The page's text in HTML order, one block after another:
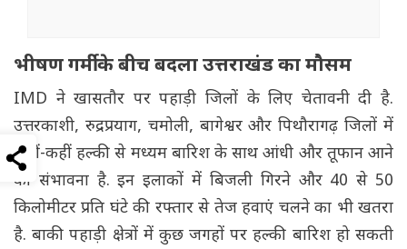
भीषण गर्मी के बीच बदला उत्तराखंड का मौसम
IMD ने खासतौर पर पहाड़ी जिलों के लिए चेतावनी दी है.
उत्तरकाशी, रुद्रप्रयाग, चमोली, बागेश्वर और पिथौरागढ़ जिलों में
कहीं-कहीं हल्की से मध्यम बारिश के साथ आंधी और तूफान आने
की संभावना है. इन इलाकों में बिजली गिरने और 40 से 50
किलोमीटर प्रति घंटे की रफ्तार से तेज हवाएं चलने का भी खतरा
है. बाकी पहाड़ी क्षेत्रों में कुछ जगहों पर हल्की बारिश हो सकती